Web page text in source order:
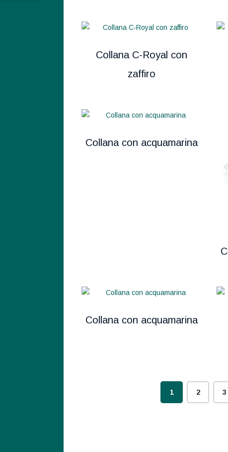
Collana C-Royal con
zaffiro
Collana con acquamarina
Collana con acquamarina
1 2 3